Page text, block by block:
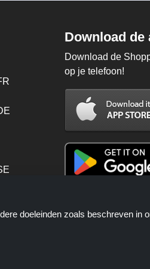
Download de
Download de
op je telefoon!
doeleinden zoals beschreven in